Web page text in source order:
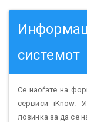
системот
Се наоѓате на
сервиси iKnow.
лозинка за да се